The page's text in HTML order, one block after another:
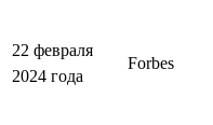
22 февраля
2024 года
Forbes